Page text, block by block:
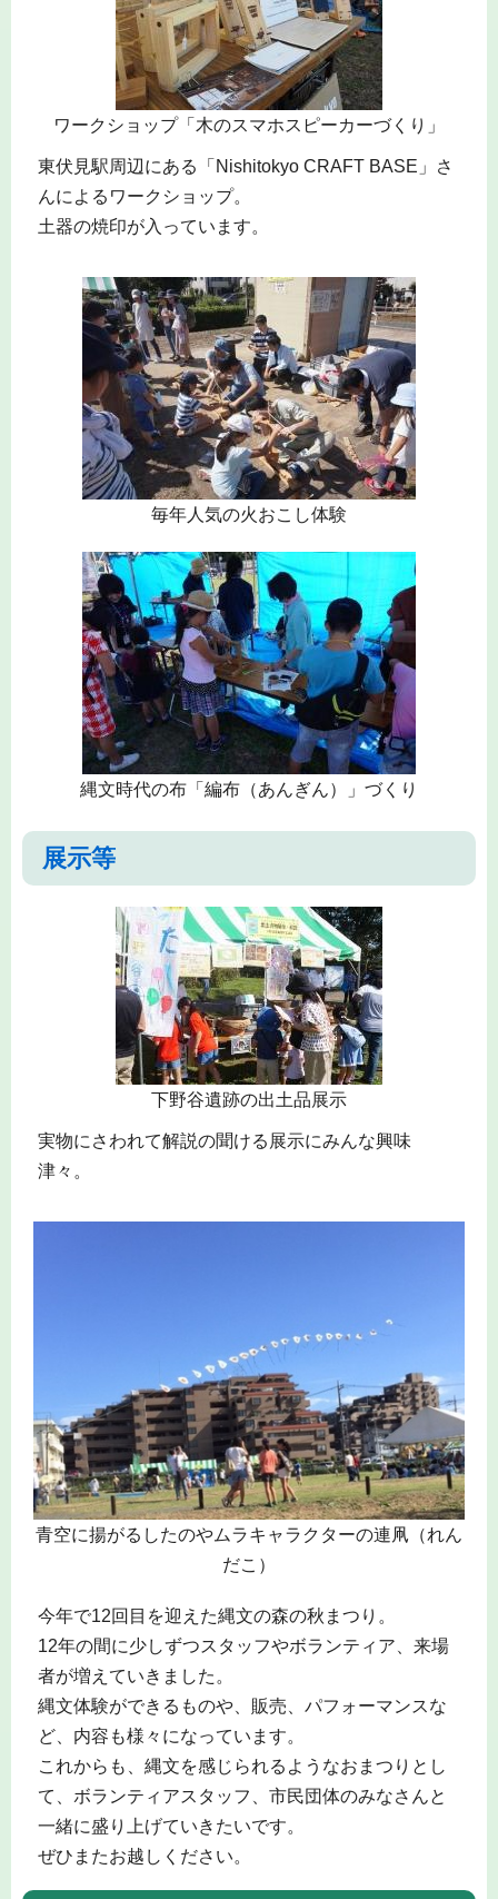
ワークショップ「木のスマホスピーカーづくり」
東伏見駅周辺にある「Nishitokyo CRAFT BASE」さ
んによるワークショップ。
土器の焼印が入っています。
毎年人気の火おこし体験
縄文時代の布「編布（あんぎん）」づくり
展示等
下野谷遺跡の出土品展示
実物にさわれて解説の聞ける展示にみんな興味
津々。
青空に揚がるしたのやムラキャラクターの連凧（れん
だこ）
今年で12回目を迎えた縄文の森の秋まつり。
12年の間に少しずつスタッフやボランティア、来場
者が増えていきました。
縄文体験ができるものや、販売、パフォーマンスな
ど、内容も様々になっています。
これからも、縄文を感じられるようなおまつりとし
て、ボランティアスタッフ、市民団体のみなさんと
一緒に盛り上げていきたいです。
ぜひまたお越しください。